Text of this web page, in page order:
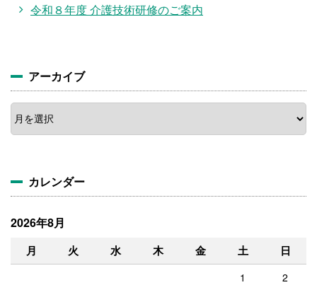
令和８年度 介護技術研修のご案内
アーカイブ
ア
ー
カ
カレンダー
2026年8月
月 火 水 木 金 土 日
1
2